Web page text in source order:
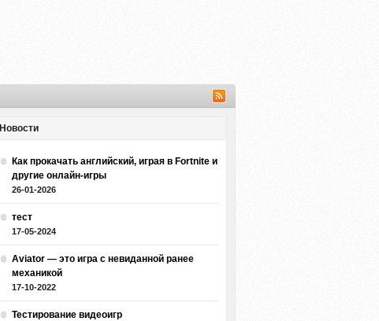
Новости
Как прокачать английский, играя в Fortnite и
другие онлайн-игры
26-01-2026
тест
17-05-2024
Aviator — это игра с невиданной ранее
механикой
17-10-2022
Тестирование видеоигр